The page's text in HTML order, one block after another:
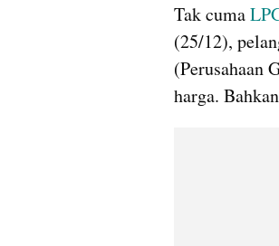
Tak cuma
(25/12),
(Perusahaan
harga.